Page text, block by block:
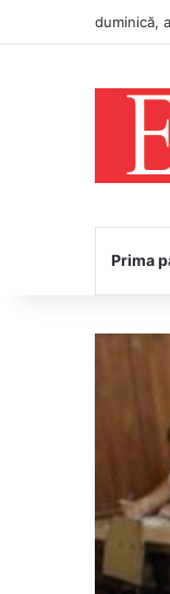
duminică,
Prima